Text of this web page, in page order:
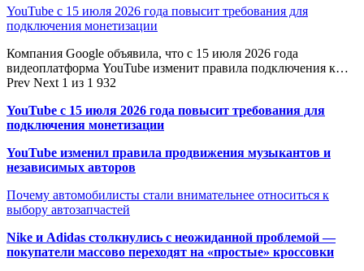
YouTube с 15 июля 2026 года повысит требования для
подключения монетизации
Компания Google объявила, что с 15 июля 2026 года
видеоплатформа YouTube изменит правила подключения к…
Prev Next 1 из 1 932
YouTube с 15 июля 2026 года повысит требования для
подключения монетизации
YouTube изменил правила продвижения музыкантов и
независимых авторов
Почему автомобилисты стали внимательнее относиться к
выбору автозапчастей
Nike и Adidas столкнулись с неожиданной проблемой —
покупатели массово переходят на «простые» кроссовки